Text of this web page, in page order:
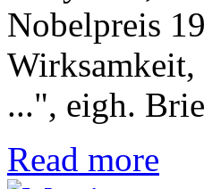
Nobelpreis
Wirksamkeit,
...", eigh.
Read more